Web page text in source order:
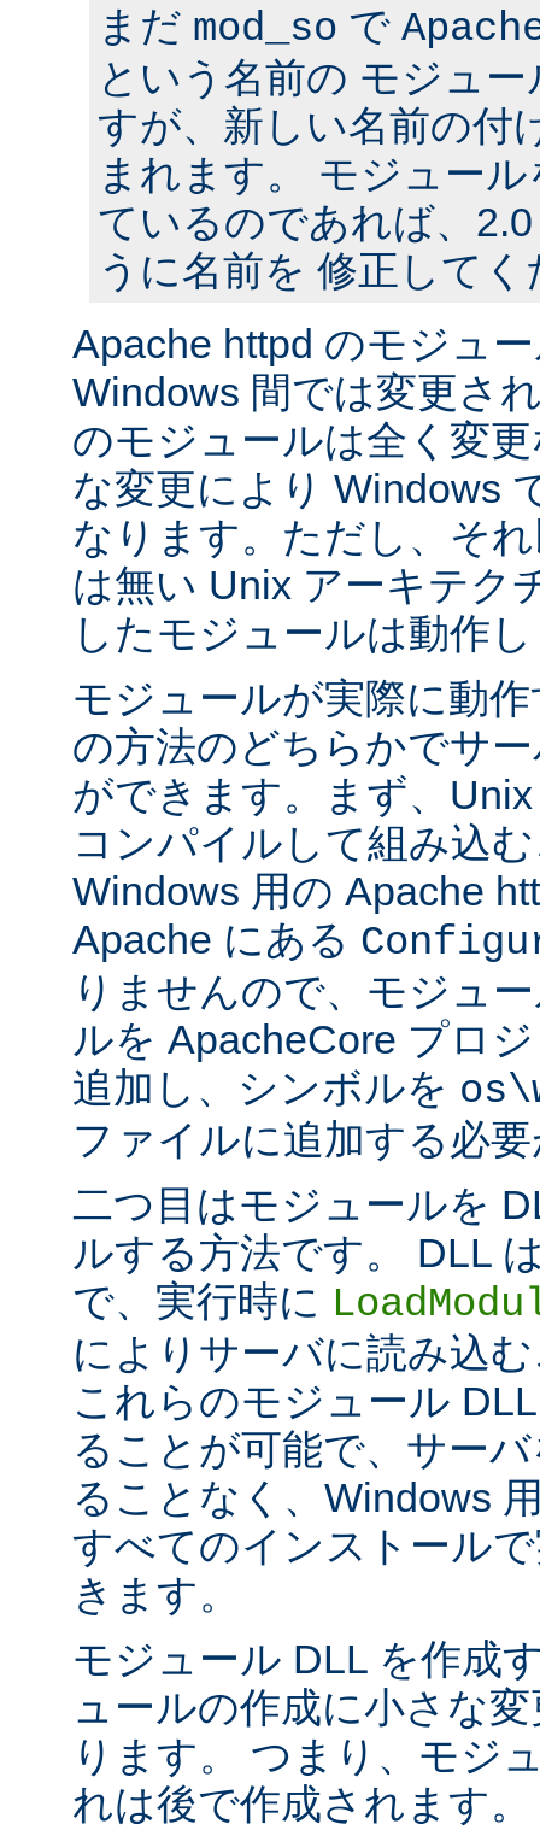
まだ mod_so で
という名前の モジュ
すが、新しい名前の付
まれます。 モジュー
ているのであれば、
うに名前を 修正して
Apache httpd のモジュ
Windows 間では変更さ
のモジュールは全く変
な変更により Windows
なります。ただし、そ
は無い Unix アーキテク
したモジュールは動作
モジュールが実際に動
の方法のどちらかでサ
ができます。まず、
コンパイルして組み込
Windows 用の Apache
Apache にある
りませんので、モジュ
ルを ApacheCore プロ
追加し、シンボルを
ファイルに追加する必
二つ目はモジュールを
ルする方法です。 DLL
で、実行時に
によりサーバに読み込
これらのモジュール
ることが可能で、サー
ることなく、Windows
すべてのインストール
きます。
モジュール DLL を作成
ュールの作成に小さな
ります。 つまり、モジ
れは後で作成されます